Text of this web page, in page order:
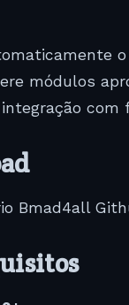
módulos
com
Bmad4all